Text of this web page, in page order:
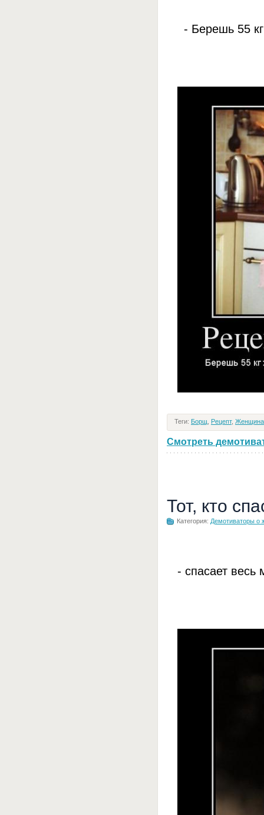
- Берешь 55
Теги: Борщ Рецепт, Женщина
Смотреть
Тот, кто
Категория: Демотиваторы о
- спасает весь